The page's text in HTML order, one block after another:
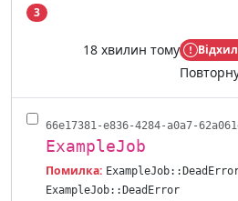
3
18 хвилин тому
66e17381-e836-4284-a0a7-
ExampleJob
Помилка:
ExampleJob::DeadError